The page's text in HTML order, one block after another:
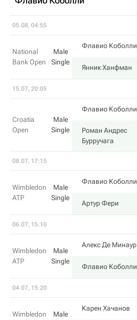
05.08, 04:55
National
Bank Open
Male
Single
Флавио Коболли
Янник Ханфман
15.07, 20:05
Croatia
Open
Male
Single
Флавио Коболли
Роман Андрес
Бурручага
08.07, 17:15
Wimbledon
ATP
Male
Single
Флавио Коболли
Артур Фери
06.07, 15:10
Wimbledon
ATP
Male
Single
Алекс Де Минаур
Флавио Коболли
04.07, 15:20
Wimbledon
Male
Карен Хачанов